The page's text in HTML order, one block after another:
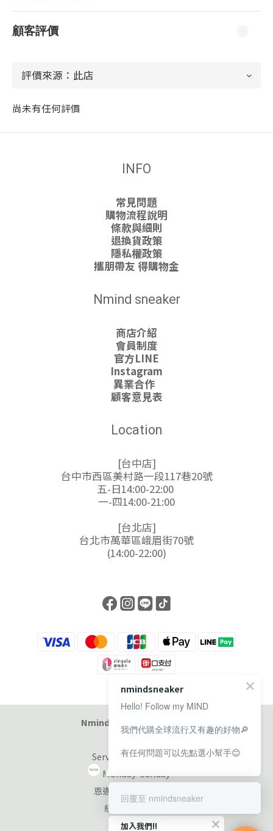
顧客評價
尚未有任何評價
INFO
常見問題
購物流程說明
條款與細則
退換貨政策
隱私權政策
攜朋帶友 得購物金
Nmind sneaker
商店介紹
會員制度
官方LINE
Instagram
異業合作
顧客意見表
Location
[台中店]
台中市西區美村路一段117巷20號
五-日14:00-22:00
一-四14:00-21:00
[台北店]
台北市萬華區峨眉街70號
(14:00-22:00)
Nmind Sneaker 恩邁選貨店
Service at 11:00-19:00
Monday-Sunday
恩邁國際股份有限公司
統編：90353953
加入我們!!
nmindsneaker
Hello! Follow my MIND
我們代購全球流行又有趣的好物🔎
有任何問題可以先點選小幫手😊
回覆至 nmindsneaker